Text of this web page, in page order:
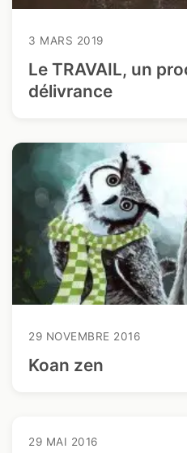
3 MARS 2019
Le TRAVAIL, un
délivrance
29 NOVEMBRE 2016
Koan zen
29 MAI 2016